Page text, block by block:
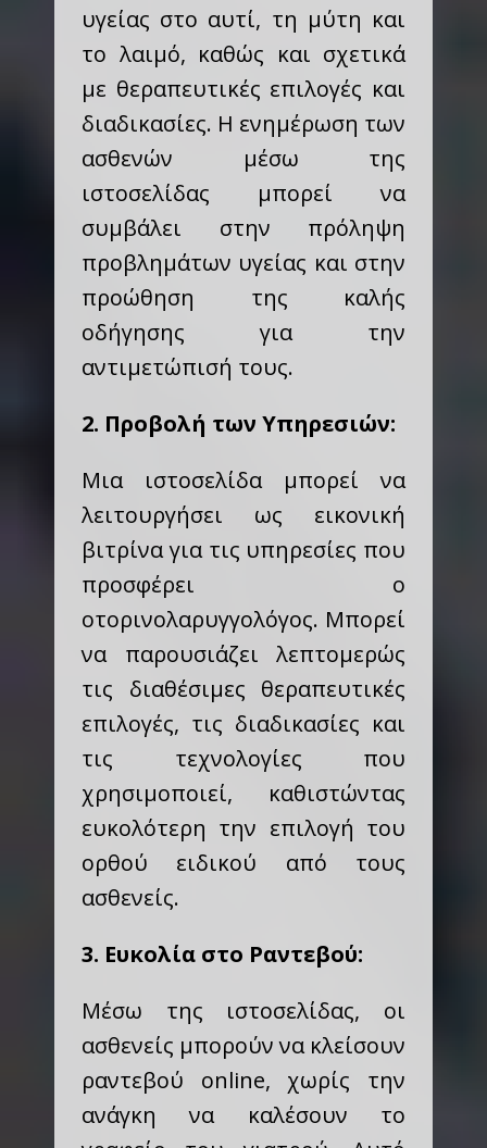
υγείας στο αυτί, τη μύτη και
το λαιμό, καθώς και σχετικά
με θεραπευτικές επιλογές και
διαδικασίες. Η ενημέρωση των
ασθενών μέσω της
ιστοσελίδας μπορεί να
συμβάλει στην πρόληψη
προβλημάτων υγείας και στην
προώθηση της καλής
οδήγησης για την
αντιμετώπισή τους.
2. Προβολή των Υπηρεσιών:
Μια ιστοσελίδα μπορεί να
λειτουργήσει ως εικονική
βιτρίνα για τις υπηρεσίες που
προσφέρει ο
οτορινολαρυγγολόγος. Μπορεί
να παρουσιάζει λεπτομερώς
τις διαθέσιμες θεραπευτικές
επιλογές, τις διαδικασίες και
τις τεχνολογίες που
χρησιμοποιεί, καθιστώντας
ευκολότερη την επιλογή του
ορθού ειδικού από τους
ασθενείς.
3. Ευκολία στο Ραντεβού:
Μέσω της ιστοσελίδας, οι
ασθενείς μπορούν να κλείσουν
ραντεβού online, χωρίς την
ανάγκη να καλέσουν το